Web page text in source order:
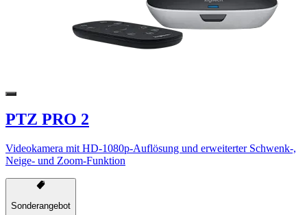
PTZ PRO 2
Videokamera mit HD-1080p-Auflösung und erweiterter Schwenk-,
Neige- und Zoom-Funktion
Sonderangebot